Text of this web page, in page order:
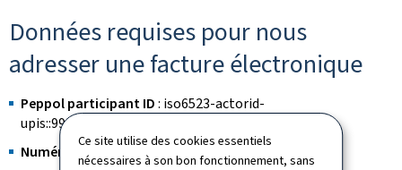
Ce site utilise des cookies essentiels
nécessaires à son bon fonctionnement, sans
Données requises pour nous
adresser une facture électronique
Peppol participant ID: iso6523-actorid-
upis::9938:lu10889245
Numéro de TVA
: LU10889245